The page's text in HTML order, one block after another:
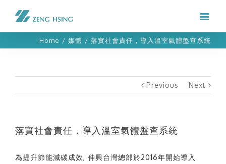
Home / 媒體 / 落實社會責任，導入溫室氣體盤查系統
Previous Next
落實社會責任，導入溫室氣體盤查系統
為提升節能減碳成效, 伸興台灣總部於2016年開始導入